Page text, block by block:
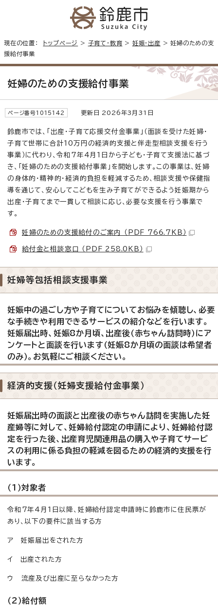
現在の位置： トップページ > 子育て・教育 > 妊娠・出産 > 妊婦のための支
援給付事業
妊婦のための支援給付事業
ページ番号1015142 更新日 2026年3月31日
鈴鹿市では、「出産・子育て応援交付金事業」（面談を受けた妊婦・
子育て世帯に合計10万円の経済的支援と伴走型相談支援を行う
事業）に代わり、令和7年4月1日から子ども・子育て支援法に基づ
き、「妊婦のための支援給付事業」を開始します。この事業は、妊婦
の身体的・精神的・経済的負担を軽減するため、相談支援や保健指
導を通じて、安心してこどもを生み子育てができるよう妊娠期から
出産・子育てまで一貫して相談に応じ、必要な支援を行う事業で
す。
妊婦のための支援給付のご案内 （PDF 766.7KB）
給付金と相談窓口 （PDF 258.0KB）
妊婦等包括相談支援事業
妊娠中の過ごし方や子育てについてお悩みを傾聴し、必要
な手続きや利用できるサービスの紹介などを行います。
妊娠届出時、妊娠8か月頃、出産後（赤ちゃん訪問時）にア
ンケートと面談を行います（妊娠8か月頃の面談は希望者
のみ）。お気軽にご相談ください。
経済的支援（妊婦支援給付金事業）
妊娠届出時の面談と出産後の赤ちゃん訪問を実施した妊
産婦等に対して、妊婦給付認定の申請により、妊婦給付認
定を行った後、出産育児関連用品の購入や子育てサービ
スの利用に係る負担の軽減を図るための経済的支援を行
います。
（1）対象者
令和7年4月1日以降、妊婦給付認定申請時に鈴鹿市に住民票が
あり、以下の要件に該当する方
ア 妊娠届出をされた方
イ 出産された方
ウ 流産及び出産に至らなかった方
（2）給付額